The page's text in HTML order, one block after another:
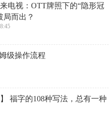
电视：OTT牌照下的“隐形冠
局而出？
级操作流程
】 福字的108种写法，总有一种